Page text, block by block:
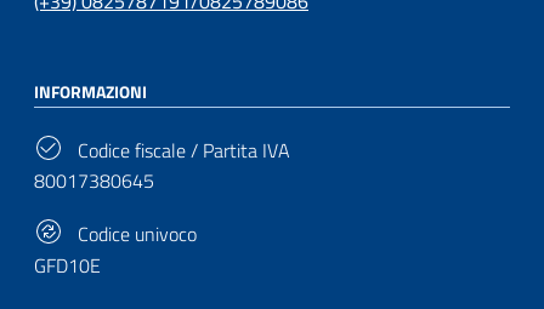
INFORMAZIONI
Codice fiscale / Partita IVA
80017380645
Codice univoco
GFD10E